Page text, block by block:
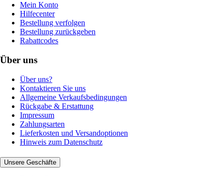
Mein Konto
Hilfecenter
Bestellung verfolgen
Bestellung zurückgeben
Rabattcodes
Über uns
Über uns?
Kontaktieren Sie uns
Allgemeine Verkaufsbedingungen
Rückgabe & Erstattung
Impressum
Zahlungsarten
Lieferkosten und Versandoptionen
Hinweis zum Datenschutz
Unsere Geschäfte